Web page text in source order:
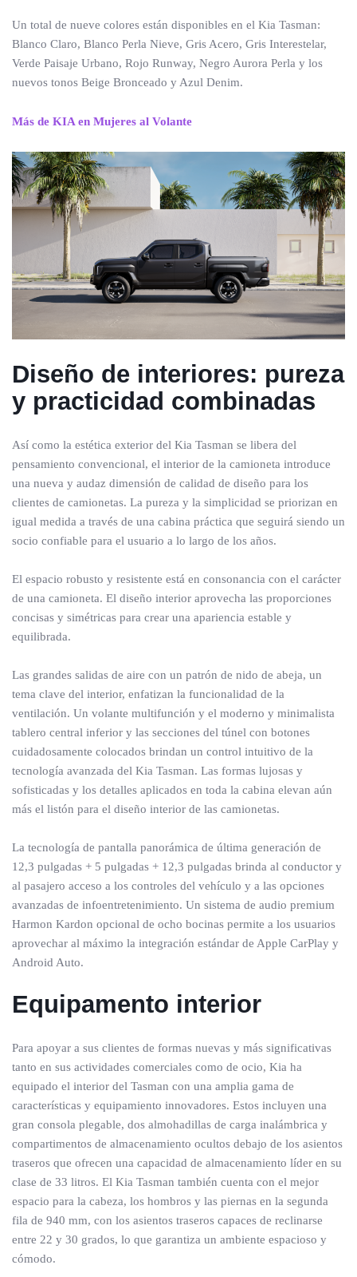
Un total de nueve colores están disponibles en el Kia Tasman:
Blanco Claro, Blanco Perla Nieve, Gris Acero, Gris Interestelar,
Verde Paisaje Urbano, Rojo Runway, Negro Aurora Perla y los
nuevos tonos Beige Bronceado y Azul Denim.
Más de KIA en Mujeres al Volante
Diseño de interiores: pureza
y practicidad combinadas
Así como la estética exterior del Kia Tasman se libera del
pensamiento convencional, el interior de la camioneta introduce
una nueva y audaz dimensión de calidad de diseño para los
clientes de camionetas. La pureza y la simplicidad se priorizan en
igual medida a través de una cabina práctica que seguirá siendo un
socio confiable para el usuario a lo largo de los años.
El espacio robusto y resistente está en consonancia con el carácter
de una camioneta. El diseño interior aprovecha las proporciones
concisas y simétricas para crear una apariencia estable y
equilibrada.
Las grandes salidas de aire con un patrón de nido de abeja, un
tema clave del interior, enfatizan la funcionalidad de la
ventilación. Un volante multifunción y el moderno y minimalista
tablero central inferior y las secciones del túnel con botones
cuidadosamente colocados brindan un control intuitivo de la
tecnología avanzada del Kia Tasman. Las formas lujosas y
sofisticadas y los detalles aplicados en toda la cabina elevan aún
más el listón para el diseño interior de las camionetas.
La tecnología de pantalla panorámica de última generación de
12,3 pulgadas + 5 pulgadas + 12,3 pulgadas brinda al conductor y
al pasajero acceso a los controles del vehículo y a las opciones
avanzadas de infoentretenimiento. Un sistema de audio premium
Harmon Kardon opcional de ocho bocinas permite a los usuarios
aprovechar al máximo la integración estándar de Apple CarPlay y
Android Auto.
Equipamento interior
Para apoyar a sus clientes de formas nuevas y más significativas
tanto en sus actividades comerciales como de ocio, Kia ha
equipado el interior del Tasman con una amplia gama de
características y equipamiento innovadores. Estos incluyen una
gran consola plegable, dos almohadillas de carga inalámbrica y
compartimentos de almacenamiento ocultos debajo de los asientos
traseros que ofrecen una capacidad de almacenamiento líder en su
clase de 33 litros. El Kia Tasman también cuenta con el mejor
espacio para la cabeza, los hombros y las piernas en la segunda
fila de 940 mm, con los asientos traseros capaces de reclinarse
entre 22 y 30 grados, lo que garantiza un ambiente espacioso y
cómodo.